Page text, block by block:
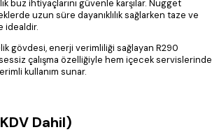
buz ihtiyaçlarını güvenle karşılar. Nugget
uzun süre dayanıklılık sağlarken taze ve
idealdir.
gövdesi, enerji verimliliği sağlayan R290
çalışma özelliğiyle hem içecek servislerinde
kullanım sunar.
Dahil)